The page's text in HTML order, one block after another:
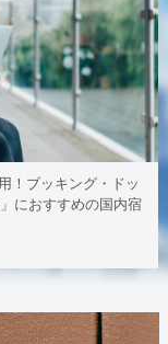
！ブッキング・ドッ
におすすめの国内宿